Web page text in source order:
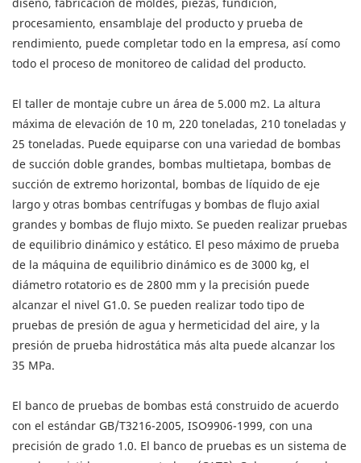
procesamiento, ensamblaje del producto y prueba de
rendimiento, puede completar todo en la empresa, así como
todo el proceso de monitoreo de calidad del producto.
El taller de montaje cubre un área de 5.000 m2. La altura
máxima de elevación de 10 m, 220 toneladas, 210 toneladas y
25 toneladas. Puede equiparse con una variedad de bombas
de succión doble grandes, bombas multietapa, bombas de
succión de extremo horizontal, bombas de líquido de eje
largo y otras bombas centrífugas y bombas de flujo axial
grandes y bombas de flujo mixto. Se pueden realizar pruebas
de equilibrio dinámico y estático. El peso máximo de prueba
de la máquina de equilibrio dinámico es de 3000 kg, el
diámetro rotatorio es de 2800 mm y la precisión puede
alcanzar el nivel G1.0. Se pueden realizar todo tipo de
pruebas de presión de agua y hermeticidad del aire, y la
presión de prueba hidrostática más alta puede alcanzar los
35 MPa.
El banco de pruebas de bombas está construido de acuerdo
con el estándar GB/T3216-2005, ISO9906-1999, con una
precisión de grado 1.0. El banco de pruebas es un sistema de